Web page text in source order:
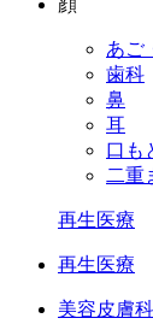
顔
あご
歯科
鼻
耳
口も
二重
再生医療
再生医療
美容皮膚科